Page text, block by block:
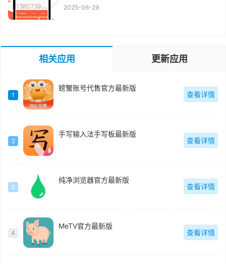
2025-06-29
相关应用 更新应用
1
螃蟹账号代售官方最新版
查看详情
2
手写输入法手写板最新版
查看详情
3
纯净浏览器官方最新版
查看详情
4
MeTV官方最新版
查看详情